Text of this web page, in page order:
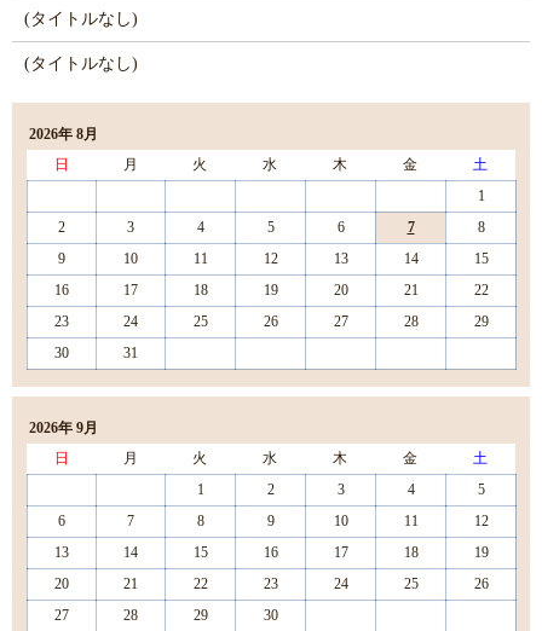
(タイトルなし)
(タイトルなし)
2026年 8月
日
月 火 水 木 金
土
1
2
3 4 5 6 7
8
9
10 11 12 13 14
15
16
17 18 19 20 21
22
23
24 25 26 27 28
29
30
31
2026年 9月
日
月 火 水 木 金
土
1
2 3 4
5
6
7 8 9 10 11
12
13
14 15 16 17 18
19
20
21 22 23 24 25
26
27
28 29 30